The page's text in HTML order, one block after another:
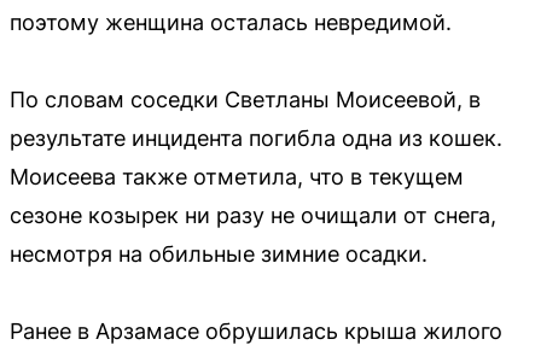
поэтому женщина осталась невредимой.
По словам соседки Светланы Моисеевой, в
результате инцидента погибла одна из кошек.
Моисеева также отметила, что в текущем
сезоне козырек ни разу не очищали от снега,
несмотря на обильные зимние осадки.
Ранее в Арзамасе обрушилась крыша жилого